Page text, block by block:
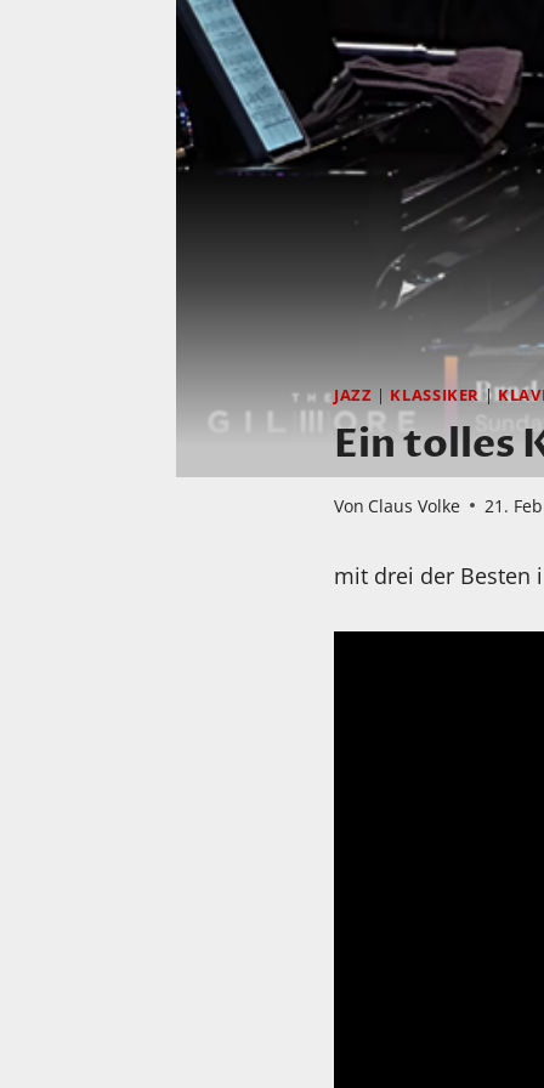
JAZZ | KLASSIKER |
Ein tolles
Von Claus Volke 21.
mit drei der Besten